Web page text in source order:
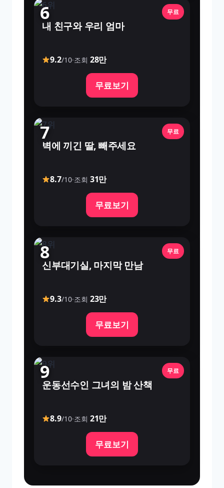
6 무료
내 친구와 우리 엄마
9.2/10·조회 28만
무료보기
7 무료
벽에 끼긴 딸, 빼주세요
8.7/10·조회 31만
무료보기
8 무료
신부대기실, 마지막 만남
9.3/10·조회 23만
무료보기
9 무료
운동선수인 그녀의 밤 산책
8.9/10·조회 21만
무료보기